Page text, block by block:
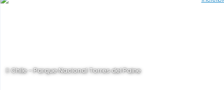
Chile - Parque Nacional Torres del Paine